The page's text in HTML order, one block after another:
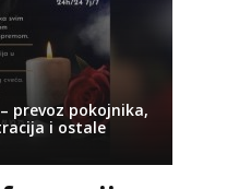
prevoz pokojnika,
i ostale